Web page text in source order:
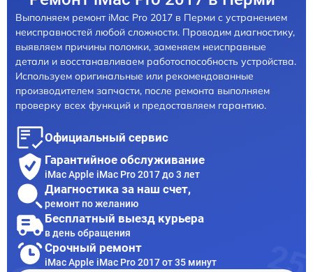
Выполняем ремонт iMac Pro 2017 в Перми с устранением
неисправностей любой сложности. Проводим диагностику,
выявляем причины поломки, заменяем неисправные
детали и восстанавливаем работоспособность устройства.
Используем оригинальные или рекомендованные
производителем запчасти, после ремонта выполняем
проверку всех функций и предоставляем гарантию.
Официальный сервис
Гарантийное обслуживание
iMac Apple iMac Pro 2017 до 3 лет
Диагностика за наш счет,
ремонт по желанию
Бесплатный выезд курьера
в день обращения
Срочный ремонт
iMac Apple iMac Pro 2017 от 35 минут